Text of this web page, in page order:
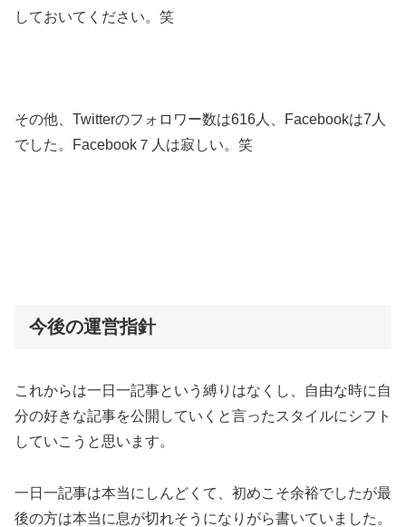
しておいてください。笑
その他、Twitterのフォロワー数は616人、Facebookは7人
でした。Facebook７人は寂しい。笑
今後の運営指針
これからは一日一記事という縛りはなくし、自由な時に自
分の好きな記事を公開していくと言ったスタイルにシフト
していこうと思います。
一日一記事は本当にしんどくて、初めこそ余裕でしたが最
後の方は本当に息が切れそうになりがら書いていました。